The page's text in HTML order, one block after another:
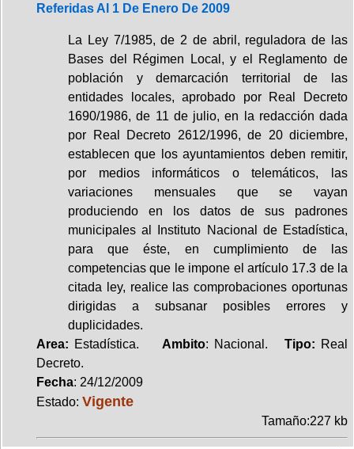
Referidas Al 1 De Enero De 2009
La Ley 7/1985, de 2 de abril, reguladora de las
Bases del Régimen Local, y el Reglamento de
población y demarcación territorial de las
entidades locales, aprobado por Real Decreto
1690/1986, de 11 de julio, en la redacción dada
por Real Decreto 2612/1996, de 20 diciembre,
establecen que los ayuntamientos deben remitir,
por medios informáticos o telemáticos, las
variaciones mensuales que se vayan
produciendo en los datos de sus padrones
municipales al Instituto Nacional de Estadística,
para que éste, en cumplimiento de las
competencias que le impone el artículo 17.3 de la
citada ley, realice las comprobaciones oportunas
dirigidas a subsanar posibles errores y
duplicidades.
Area: Estadística. Ambito: Nacional. Tipo: Real
Decreto.
Fecha: 24/12/2009
Estado: Vigente
Tamaño:227 kb